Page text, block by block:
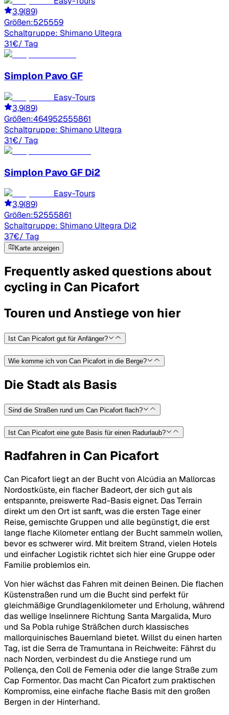
3,9(89)
Größen:525559
Schaltgruppe: Shimano Ultegra
31€/ Tag
Simplon Pavo GF
Easy-Tours
3,9(89)
Größen:464952555861
Schaltgruppe: Shimano Ultegra
31€/ Tag
Simplon Pavo GF Di2
Easy-Tours
3,9(89)
Größen:52555861
Schaltgruppe: Shimano Ultegra Di2
37€/ Tag
Karte anzeigen
Frequently asked questions about
cycling in Can Picafort
Touren und Anstiege von hier
Ist Can Picafort gut für Anfänger?
Wie komme ich von Can Picafort in die Berge?
Die Stadt als Basis
Sind die Straßen rund um Can Picafort flach?
Ist Can Picafort eine gute Basis für einen Radurlaub?
Radfahren in Can Picafort
Can Picafort liegt an der Bucht von Alcúdia an Mallorcas
Nordostküste, ein flacher Badeort, der sich gut als
entspannte, preiswerte Rad-Basis eignet. Das Terrain
direkt um den Ort ist sanft, was die ersten Tage einer
Reise, gemischte Gruppen und alle begünstigt, die erst
lange flache Kilometer entlang der Bucht sammeln wollen,
bevor es schwerer wird. Mit breitem Strand, vielen Hotels
und einfacher Logistik richtet sich hier eine Gruppe oder
Familie problemlos ein.
Von hier wächst das Fahren mit deinen Beinen. Die flachen
Küstenstraßen rund um die Bucht sind perfekt für
gleichmäßige Grundlagenkilometer und Erholung, während
das wellige Inselinnere Richtung Santa Margalida, Muro
und Sa Pobla ruhige Sträßchen durch klassisches
mallorquinisches Bauernland bietet. Willst du einen harten
Tag, ist die Serra de Tramuntana in Reichweite: Fährst du
nach Norden, verbindest du die Anstiege rund um
Pollença, den Coll de Femenia oder die lange Straße zum
Cap Formentor. Das macht Can Picafort zum praktischen
Kompromiss, eine einfache flache Basis mit den großen
Bergen in der Hinterhand.